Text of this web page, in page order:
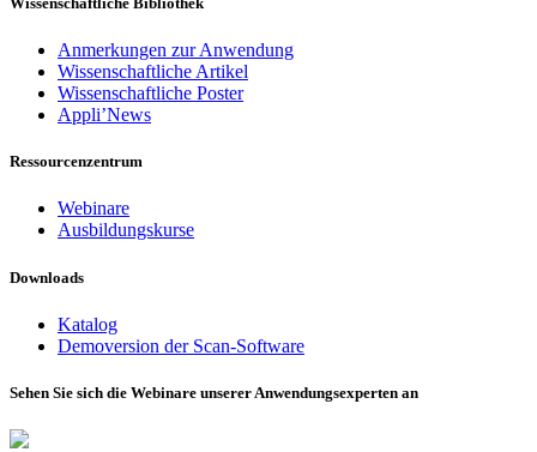
Anmerkungen zur Anwendung
Wissenschaftliche Artikel
Wissenschaftliche Poster
Appli’News
Ressourcenzentrum
Webinare
Ausbildungskurse
Downloads
Katalog
Demoversion der Scan-Software
Sehen Sie sich die Webinare unserer Anwendungsexperten an